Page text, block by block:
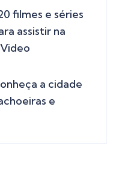
filmes e séries
assistir na
a cidade
e